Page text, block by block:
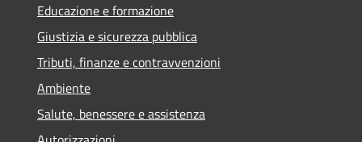
Educazione e formazione
Giustizia e sicurezza pubblica
Tributi, finanze e contravvenzioni
Ambiente
Salute, benessere e assistenza